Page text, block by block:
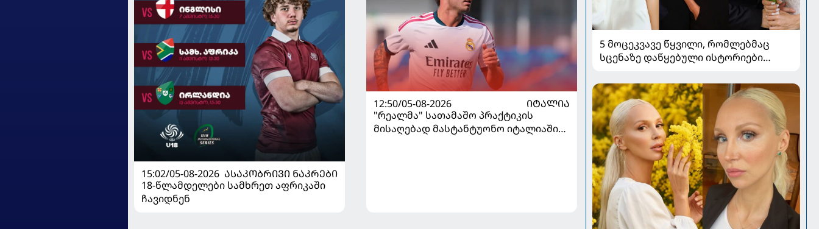
15:02/05-08-2026 ᲐᲡᲐᲙᲝᲑᲠᲘᲕᲘ ᲜᲐᲙᲠᲔᲑᲘ
18-წლამდელები სამხრეთ აფრიკაში
ჩავიდნენ
12:50/05-08-2026
ᲘᲢᲐᲚᲘᲐ
"რეალმა" სათამაშო პრაქტიკის
მისაღებად მასტანტუონო იტალიაში
5 მოცეკვავე წყვილი, რომლებმაც
სცენაზე დაწყებული ისტორიები